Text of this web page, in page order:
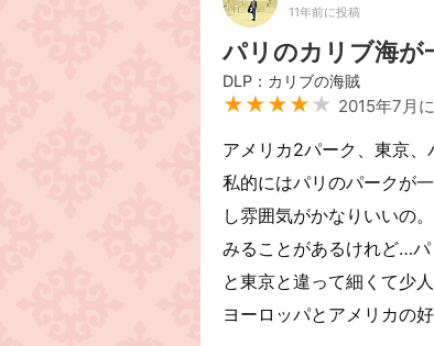
11年前に投稿
パリのカリブ海が
DLP：カリブの海賊
★★★★ ★ 2015年7月
アメリカ2パーク、東京
私的にはパリのパークが
し雰囲気がかなりいいの
みることがあるけれど…
と東京と違って細くて少人
ヨーロッパとアメリカの